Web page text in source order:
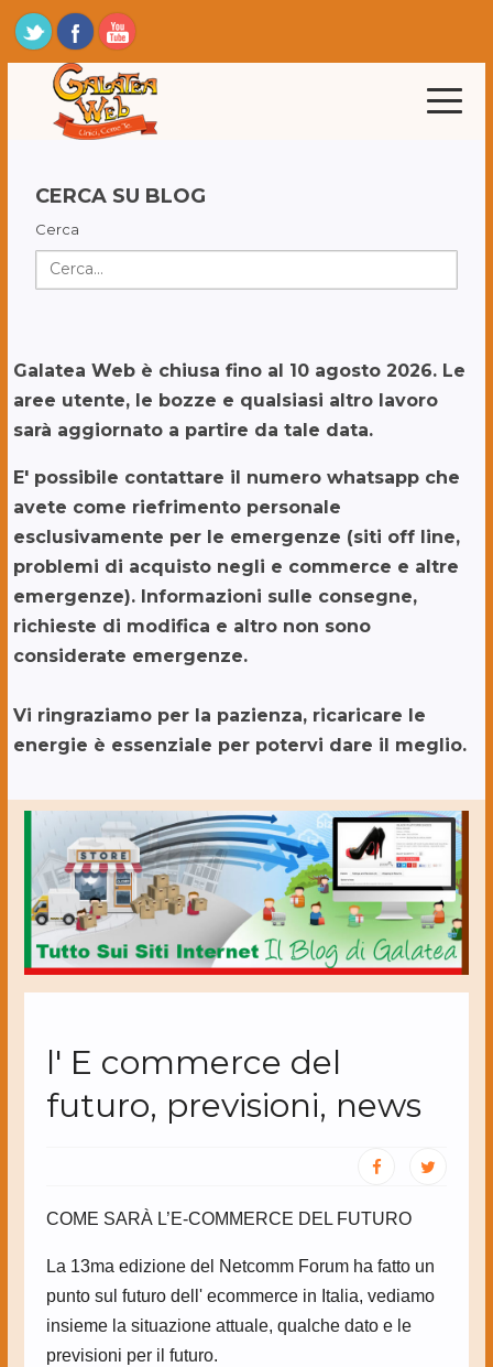
CERCA SU BLOG
Cerca
Galatea Web è chiusa fino al 10 agosto 2026. Le
aree utente, le bozze e qualsiasi altro lavoro
sarà aggiornato a partire da tale data.
E' possibile contattare il numero whatsapp che
avete come riefrimento personale
esclusivamente per le emergenze (siti off line,
problemi di acquisto negli e commerce e altre
emergenze). Informazioni sulle consegne,
richieste di modifica e altro non sono
considerate emergenze.
Vi ringraziamo per la pazienza, ricaricare le
energie è essenziale per potervi dare il meglio.
l' E commerce del
futuro, previsioni, news
COME SARÀ L’E-COMMERCE DEL FUTURO
La 13ma edizione del Netcomm Forum ha fatto un
punto sul futuro dell' ecommerce in Italia, vediamo
insieme la situazione attuale, qualche dato e le
previsioni per il futuro.